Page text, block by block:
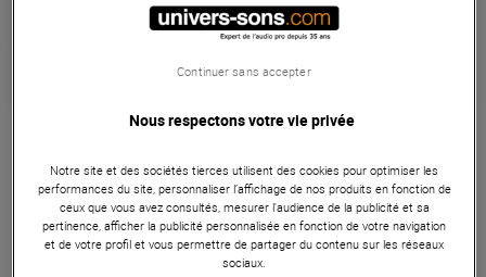
/ mois
Mensualités :
Coût de financement :
ans
Enceinte
L'enceinte centrale Horus 10C Black Carbon est une solution
audio sophistiquée, idéale pour améliorer l'expérience
Nous respectons votre vie privée
Notre site et des sociétés tierces utilisent des cookies pour optimiser les
performances du site, personnaliser l’affichage de nos produits en fonction de
ceux que vous avez consultés, mesurer l'audience de la publicité et sa
pertinence, afficher la publicité personnalisée en fonction de votre navigation
et de votre profil et vous permettre de partager du contenu sur les réseaux
sociaux.
Continuer sans accepter